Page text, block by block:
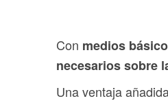
Con medios
necesarios sobre
Una ventaja